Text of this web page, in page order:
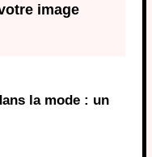
image
la mode : un